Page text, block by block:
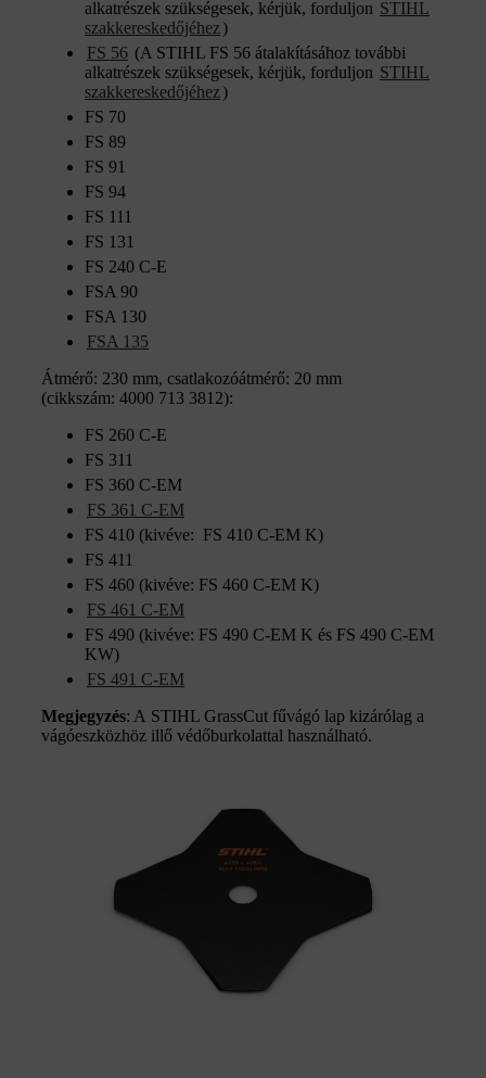
alkatrészek szükségesek, kérjük, forduljon STIHL
szakkereskedőjéhez)
FS 56 (A STIHL FS 56 átalakításához további
alkatrészek szükségesek, kérjük, forduljon STIHL
szakkereskedőjéhez)
FS 70
FS 89
FS 91
FS 94
FS 111
FS 131
FS 240 C-E
FSA 90
FSA 130
FSA 135
Átmérő: 230 mm, csatlakozóátmérő: 20 mm
(cikkszám: 4000 713 3812):
FS 260 C-E
FS 311
FS 360 C-EM
FS 361 C-EM
FS 410 (kivéve: FS 410 C-EM K)
FS 411
FS 460 (kivéve: FS 460 C-EM K)
FS 461 C-EM
FS 490 (kivéve: FS 490 C-EM K és FS 490 C-EM
KW)
FS 491 C-EM
Megjegyzés: A STIHL GrassCut fűvágó lap kizárólag a
vágóeszközhöz illő védőburkolattal használható.